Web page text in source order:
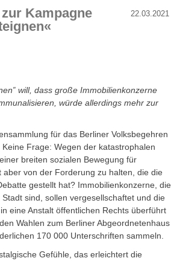
22.03.2021
Kampagne
will, dass große Immobilienkonzerne
würde allerdings mehr zur
für das Berliner Volksbegehren
Keine Frage: Wegen der katastrophalen
breiten sozialen Bewegung für
von der Forderung zu halten, die die
gestellt hat? Immobilienkonzerne, die
sind, sollen vergesellschaftet und die
eine Anstalt öffentlichen Rechts überführt
Wahlen zum Berliner Abgeordnetenhaus
170 000 Unterschriften sammeln.
Gefühle, das erleichtert die